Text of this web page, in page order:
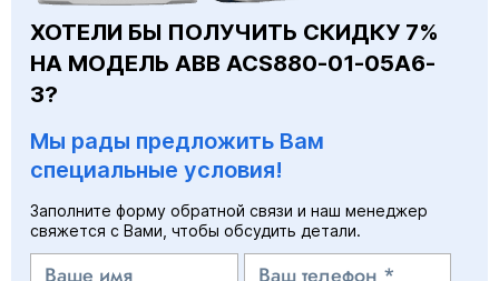
ХОТЕЛИ БЫ ПОЛУЧИТЬ СКИДКУ 7%
НА МОДЕЛЬ ABB ACS880-01-05A6-
3?
Мы рады предложить Вам
специальные условия!
Заполните форму обратной связи и наш менеджер
свяжется с Вами, чтобы обсудить детали.